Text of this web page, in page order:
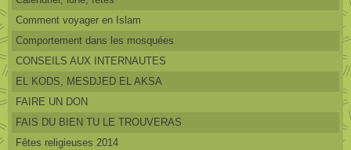
Comment voyager en Islam
Comportement dans les mosquées
CONSEILS AUX INTERNAUTES
EL KODS, MESDJED EL AKSA
FAIRE UN DON
FAIS DU BIEN TU LE TROUVERAS
Fêtes religieuses 2014